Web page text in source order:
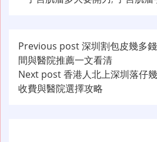
文
章
导
Previous post深圳割包皮幾多
間與醫院推薦一文看清
Next post香港人北上深圳落仔
收費與醫院選擇攻略